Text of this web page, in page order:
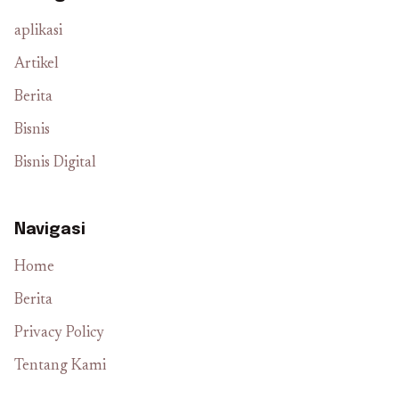
aplikasi
Artikel
Berita
Bisnis
Bisnis Digital
Navigasi
Home
Berita
Privacy Policy
Tentang Kami